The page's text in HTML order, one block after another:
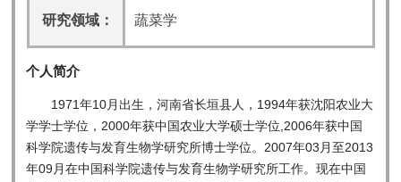
研究领域： 蔬菜学
个人简介
1971年10月出生，河南省长垣县人，1994年获沈阳农业大
学学士学位，2000年获中国农业大学硕士学位,2006年获中国
科学院遗传与发育生物学研究所博士学位。2007年03月至2013
年09月在中国科学院遗传与发育生物学研究所工作。现在中国